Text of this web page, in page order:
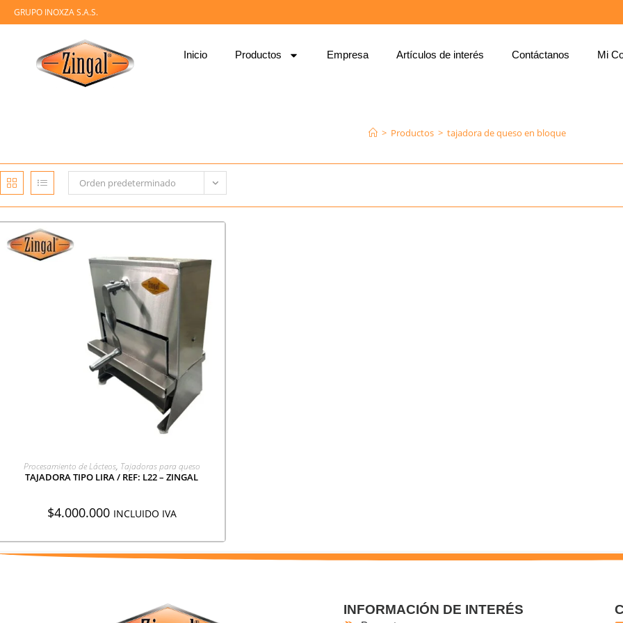
GRUPO INOXZA S.A.S.
Inicio Productos Empresa Artículos de interés Contáctanos Mi
> Productos > tajadora de queso en bloque
Orden predeterminado
AGREGAR A COTIZACIÓN
Procesamiento de Lácteos, Tajadoras para queso
TAJADORA TIPO LIRA / REF: L22 – ZINGAL
$4.000.000 INCLUIDO IVA
INFORMACIÓN DE INTERÉS